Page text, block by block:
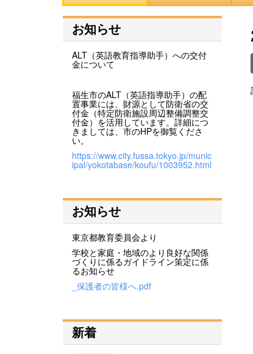
お知らせ
ALT（英語教育指導助手）への交付
金について
福生市のALT（英語指導助手）の配
置事業には、財源として防衛省の交
付金（特定防衛施設周辺整備調整交
付金）を活用しています。詳細につ
きましては、市のHPを御覧くださ
い。
https://www.city.fussa.tokyo.jp/munic
ipal/yokotabase/koufu/1003952.html
お知らせ
東京都教育委員会より
学校と家庭・地域のより良好な関係
づくりに係るガイドライン策定に係
るお知らせ
_保護者の皆様へ.pdf
新着